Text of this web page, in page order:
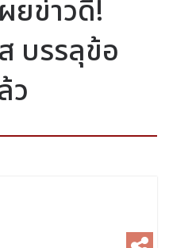
ยข่าวดี!
บรรลุข้อ
ว